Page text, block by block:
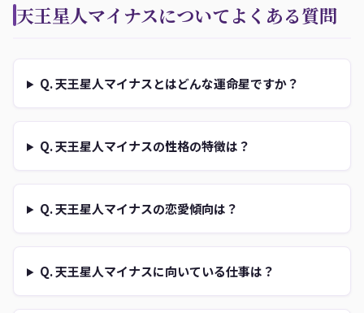
天王星人マイナスについてよくある質問
Q. 天王星人マイナスとはどんな運命星ですか？
Q. 天王星人マイナスの性格の特徴は？
Q. 天王星人マイナスの恋愛傾向は？
Q. 天王星人マイナスに向いている仕事は？